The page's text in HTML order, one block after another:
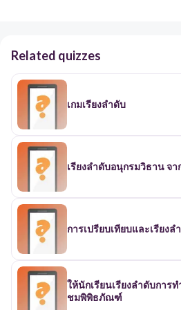
Related quizzes
เกมเรียงลำดับ
เรียงลำดับอนุกรมวิธาน จ
การเปรียบเทียบและเรียง
ให้นักเรียนเรียงลำดับการ
ชมพิพิธภัณฑ์